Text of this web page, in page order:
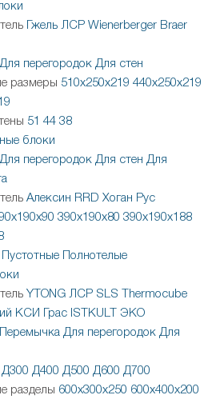
Гжель ЛСР Wienerberger Braer
Для перегородок Для стен
размеры 510х250х219 440х250х219
51 44 38
блоки
Для перегородок Для стен Для
Алексин RRD Хоган Рус
390х190х80 390х190х188
Пустотные
Полнотелые
YTONG ЛСР SLS
Thermocube
КСИ
Грас ISTKULT
ЭКО
Перемычка Для перегородок Для
Д300 Д400 Д500 Д600 Д700
разделы 600х300х250 600х400х200